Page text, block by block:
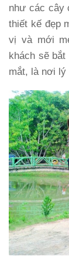
như các cây
thiết kế đẹp
vị và mới
khách sẽ
mắt, là nơi